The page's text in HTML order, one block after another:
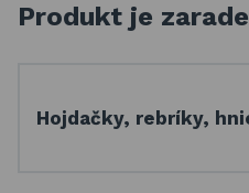
Produkt je
Hojdačky, rebríky,